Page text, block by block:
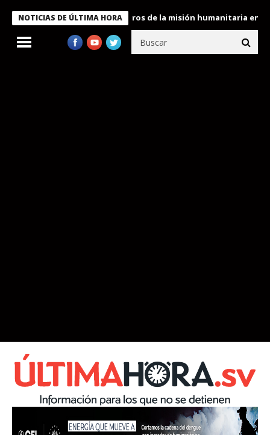
NOTICIAS DE ÚLTIMA HORA
Bukele condecora a miembros de la misión humanitaria enviada